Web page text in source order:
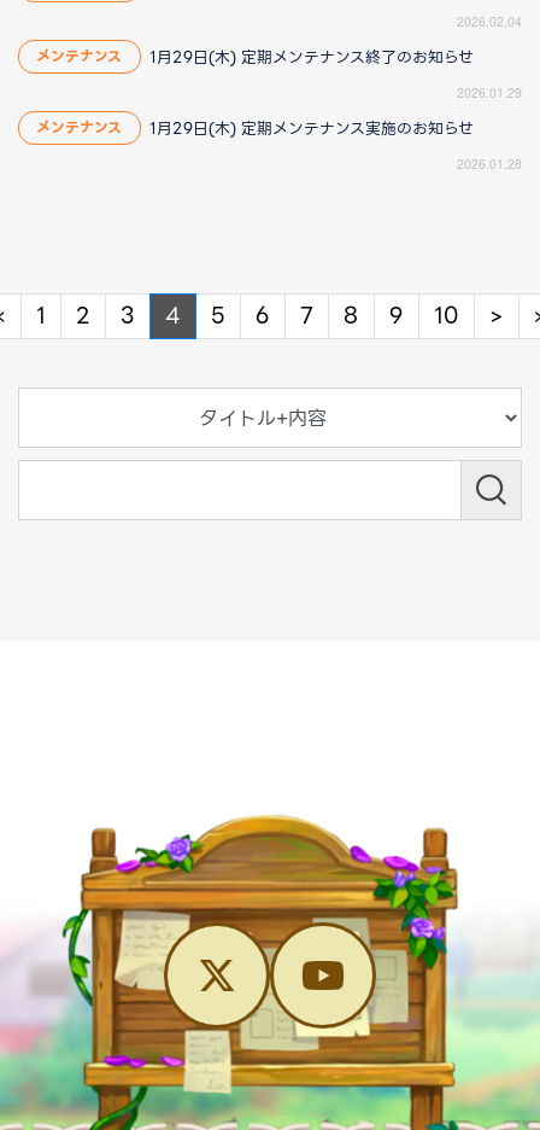
2026.02.04
メンテナンス 1月29日(木) 定期メンテナンス終了のお知らせ
2026.01.29
メンテナンス 1月29日(木) 定期メンテナンス実施のお知らせ
2026.01.28
Previous
1 2 3 4 5 6 7 8 9 10 >